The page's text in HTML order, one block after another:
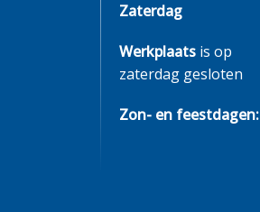
Zaterdag
Werkplaats is op
zaterdag gesloten
Zon- en feestdagen: